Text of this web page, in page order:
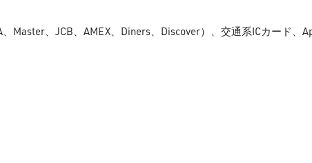
Master、JCB、AMEX、Diners、Discover）、交通系ICカード、